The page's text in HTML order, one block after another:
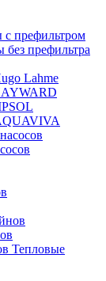
с префильтром
без префильтра
Lahme
Тепловые